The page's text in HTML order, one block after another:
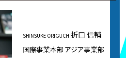
SHINSUKE ORIGUCHI折口 信輔
国際事業本部 アジア事業部